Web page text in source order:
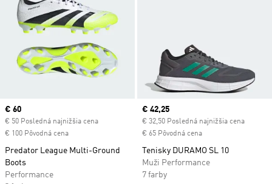
Current price
€ 60
€ 50 Posledná najnižšia cena
€ 100 Pôvodná cena
Predator League Multi-Ground
Boots
Performance
Current price
€ 42,25
€ 32,50 Posledná najnižšia cena
€ 65 Pôvodná cena
Tenisky DURAMO SL 10
Muži Performance
7 farby